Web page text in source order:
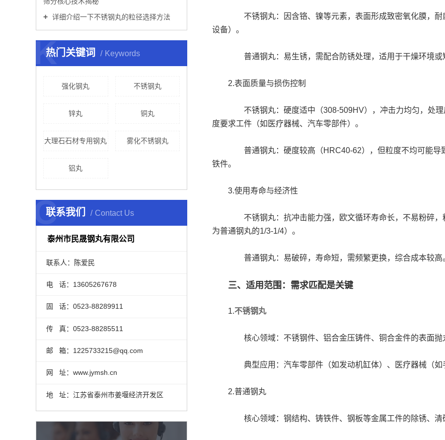
详细介绍一下不锈钢丸的粒径选择方法
热门关键词 Keywords
K
强化钢丸 不锈钢丸
锌丸 铜丸
大理石石材专用钢丸 雾化不锈钢丸
铝丸
联系我们 Contact Us
C
泰州市民晟钢丸有限公司
联系人：陈爱民
电 话：13605267678
固 话：0523-88289911
传 真：0523-88285511
邮 箱：1225733215@qq.com
网 址：www.jymsh.cn
地 址：江苏省泰州市姜堰经济开发区
不锈钢丸：因含铬、镍等元素，表面形成致密氧化膜，耐腐
设备）。
普通钢丸：易生锈，需配合防锈处理，适用于干燥环境或
2.表面质量与损伤控制
不锈钢丸：硬度适中（308-509HV），冲击力均匀，处理后
度要求工件（如医疗器械、汽车零部件）。
普通钢丸：硬度较高（HRC40-62），但粒度不均可能导致
铁件。
3.使用寿命与经济性
不锈钢丸：抗冲击能力强，欧文循环寿命长，不易粉碎，粉
为普通钢丸的1/3-1/4）。
普通钢丸：易破碎，寿命短，需频繁更换，综合成本较高
三、适用范围：需求匹配是关键
1.不锈钢丸
核心领域：不锈钢件、铝合金压铸件、铜合金件的表面抛
典型应用：汽车零部件（如发动机缸体）、医疗器械（如手
2.普通钢丸
核心领域：钢结构、铸铁件、钢板等金属工件的除锈、清